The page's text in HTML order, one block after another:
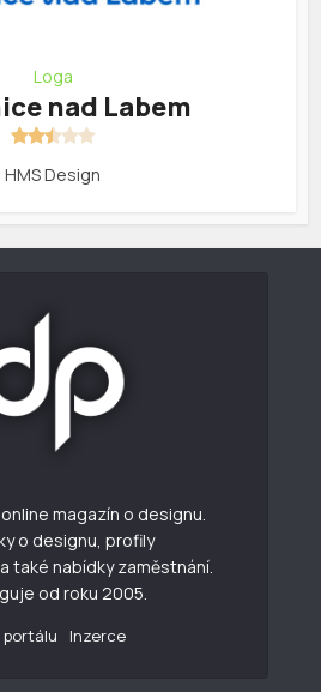
Loga
nad Labem
HMS Design
magazín o designu.
o designu, profily
také nabídky zaměstnání.
od roku 2005.
portálu Inzerce